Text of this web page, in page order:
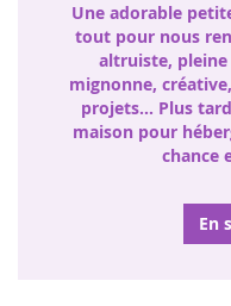
Une adorable
tout pour nous
altruiste, pleine
mignonne,
projets… Plus
maison pour
chance
En